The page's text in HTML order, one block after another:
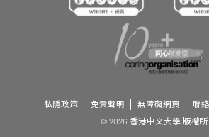
私隱政策 免責聲明 無障礙網頁 聯
© 2026 香港中文大學 版權